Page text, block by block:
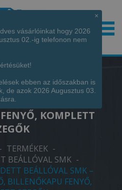
+36 70 7342034
FEDETT BEÁLLÓVAL
LEJTŐ TETŐ,
KOMPLETT
- TERMÉKEK -
BEÁLLÓVAL SMK -
BEÁLLÓVAL SMK –
BILLENŐKAPU FENYŐ,
×
vásárlóinkat hogy 2026
02.-ig telefonon nem
ebben az időszakban is
de azok 2026 Augusztus 03.